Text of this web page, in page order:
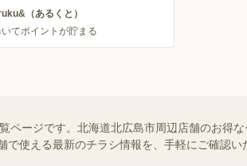
（あるくと）
てポイントが貯まる
ページです。北海道北広島市周辺店舗のお得
使える最新のチラシ情報を、手軽にご確認